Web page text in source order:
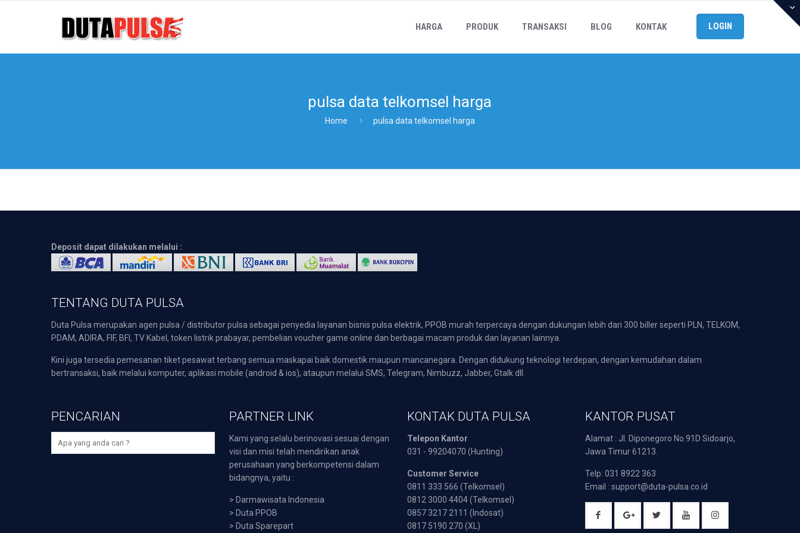
HARGA PRODUK TRANSAKSI BLOG KONTAK LOGIN
pulsa data telkomsel harga
Home pulsa data telkomsel harga
Deposit dapat dilakukan melalui :
TENTANG DUTA PULSA
Duta Pulsa merupakan agen pulsa / distributor pulsa sebagai penyedia layanan bisnis pulsa elektrik, PPOB murah terpercaya dengan dukungan lebih dari 300 biller seperti PLN, TELKOM,
PDAM, ADIRA, FIF, BFI, TV Kabel, token listrik prabayar, pembelian voucher game online dan berbagai macam produk dan layanan lainnya.
Kini juga tersedia pemesanan tiket pesawat terbang semua maskapai baik domestik maupun mancanegara. Dengan didukung teknologi terdepan, dengan kemudahan dalam
bertransaksi, baik melalui komputer, aplikasi mobile (android & ios), ataupun melalui SMS, Telegram, Nimbuzz, Jabber, Gtalk dll.
PENCARIAN PARTNER LINK
Kami yang selalu berinovasi sesuai dengan
visi dan misi telah mendirikan anak
perusahaan yang berkompetensi dalam
bidangnya, yaitu :
> Darmawisata Indonesia
> Duta PPOB
> Duta Sparepart
KONTAK DUTA PULSA
Telepon Kantor
031 - 99204070 (Hunting)
Customer Service
0811 333 566 (Telkomsel)
0812 3000 4404 (Telkomsel)
0857 3217 2111 (Indosat)
0817 5190 270 (XL)
KANTOR PUSAT
Alamat : Jl. Diponegoro No.91D Sidoarjo,
Jawa Timur 61213.
Telp: 031 8922 363
Email : support@duta-pulsa.co.id